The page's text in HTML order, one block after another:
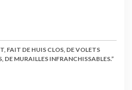
FAIT DE HUIS CLOS, DE VOLETS
DE MURAILLES INFRANCHISSABLES.”